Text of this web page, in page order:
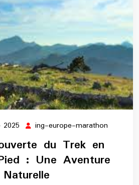
2025 21
septembre
2025
ing-europe-marathon
du Trek en
: Une Aventure
Naturelle